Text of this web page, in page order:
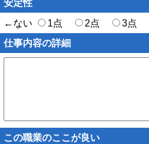
安定性
←ない
1点 2点 3点
仕事内容の詳細
この職業のここが良い